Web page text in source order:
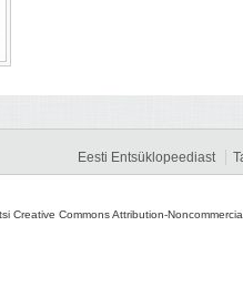
Eesti Entsüklopeediast
Creative Commons Attribution-